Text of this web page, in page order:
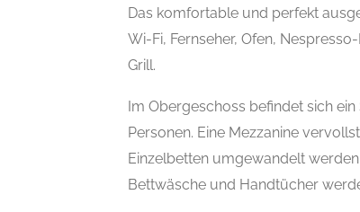
Das komfortable und perfekt
Wi-Fi, Fernseher, Ofen,
Grill.
Im Obergeschoss befindet sich
Personen. Eine Mezzanine
Einzelbetten umgewandelt werden
Bettwäsche und Handtücher